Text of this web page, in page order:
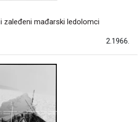
i zaleđeni mađarski ledolomci
2.1966.